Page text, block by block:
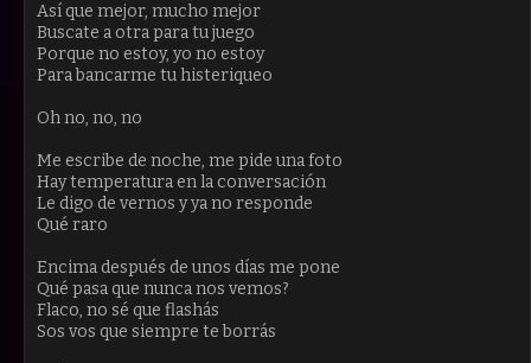
Así que mejor, mucho mejor
Buscate a otra para tu juego
Porque no estoy, yo no estoy
Para bancarme tu histeriqueo
Oh no, no, no
Me escribe de noche, me pide una foto
Hay temperatura en la conversación
Le digo de vernos y ya no responde
Qué raro
Encima después de unos días me pone
Qué pasa que nunca nos vemos?
Flaco, no sé que flashás
Sos vos que siempre te borrás